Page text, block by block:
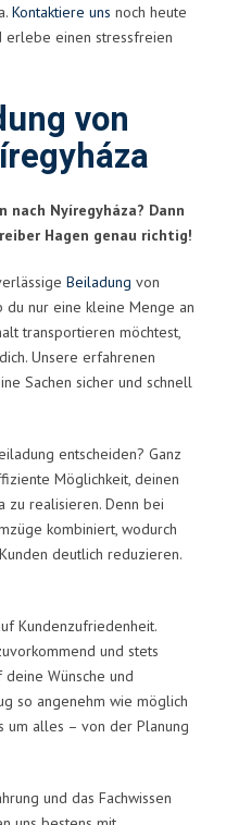
Kontaktiere uns noch heute
erlebe einen stressfreien
von
nach Nyíregyháza? Dann
Hagen genau richtig!
Beiladung von
du nur eine kleine Menge an
transportieren möchtest,
Unsere erfahrenen
Sachen sicher und schnell
entscheiden? Ganz
Möglichkeit, deinen
zu realisieren. Denn bei
kombiniert, wodurch
deutlich reduzieren.
Kundenzufriedenheit.
und stets
Wünsche und
so angenehm wie möglich
um alles – von der Planung
und das Fachwissen